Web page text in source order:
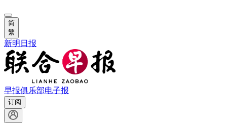
简
繁
新明日报
早报俱乐部电子报
订阅